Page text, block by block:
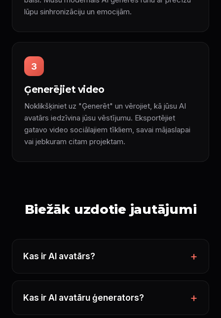
lūpu sinhronizāciju un emocijām.
3
Ģenerējiet video
Noklikšķiniet uz "Ģenerēt" un vērojiet, kā jūsu AI
avatārs iedzīvina jūsu vēstījumu. Eksportējiet
gatavo video sociālajiem tīkliem, savai mājaslapai
vai jebkuram citam projektam.
Biežāk uzdotie jautājumi
Kas ir AI avatārs?
Kas ir AI avatāru ģenerators?